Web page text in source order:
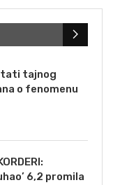
tajnog
o fenomenu
6,2 promila